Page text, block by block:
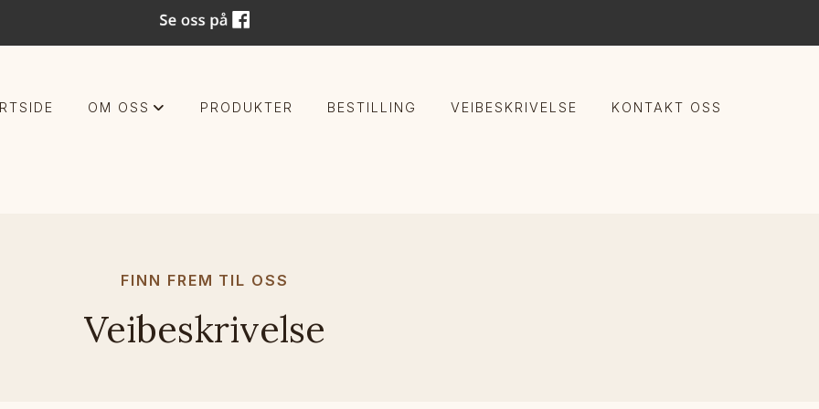
OM OSS PRODUKTER BESTILLING VEIBESKRIVELSE KONTAKT OSS
FINN FREM TIL OSS
Veibeskrivelse